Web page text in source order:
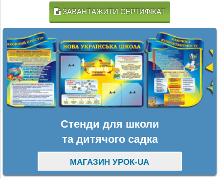
ЗАВАНТАЖИТИ СЕРТИФІКАТ
Стенди для школи
та дитячого садка
МАГАЗИН УРОК-UA